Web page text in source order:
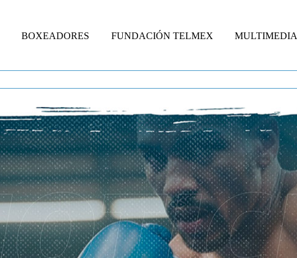
BOXEADORES FUNDACIÓN TELMEX MULTIMEDIA